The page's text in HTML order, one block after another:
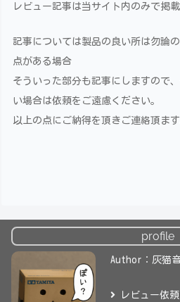
レビュー記事は当サイト内のみで掲載
記事については製品の良い所は勿論
点がある場合
そういった部分も記事にしますので
い場合は依頼をご遠慮ください。
以上の点にご納得を頂きご連絡頂ま
profile
Author：灰猫
レビュー依